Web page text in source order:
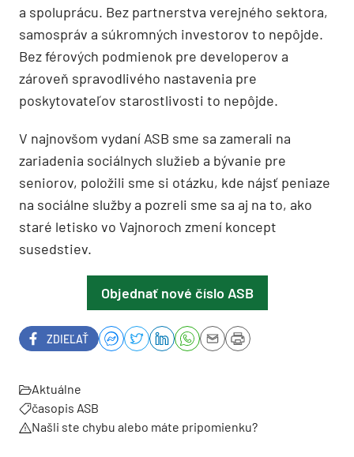
a spoluprácu. Bez partnerstva verejného sektora,
samospráv a súkromných investorov to nepôjde.
Bez férových podmienok pre developerov a
zároveň spravodlivého nastavenia pre
poskytovateľov starostlivosti to nepôjde.
V najnovšom vydaní ASB sme sa zamerali na
zariadenia sociálnych služieb a bývanie pre
seniorov, položili sme si otázku, kde nájsť peniaze
na sociálne služby a pozreli sme sa aj na to, ako
staré letisko vo Vajnoroch zmení koncept
susedstiev.
Objednať nové číslo ASB
ZDIEĽAŤ
Aktuálne
časopis ASB
Našli ste chybu alebo máte pripomienku?